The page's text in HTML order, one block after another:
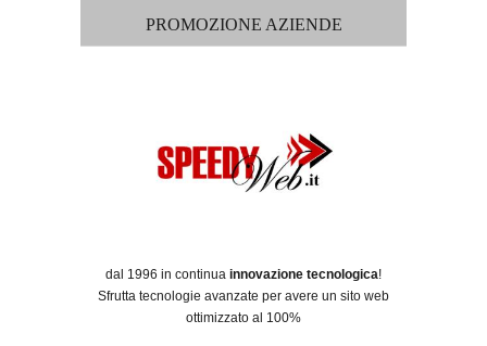
PROMOZIONE AZIENDE
dal 1996 in continua innovazione tecnologica!
Sfrutta tecnologie avanzate per avere un sito web
ottimizzato al 100%